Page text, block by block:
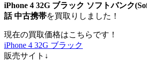
iPhone 4 32G ブラック ソフトバンク
話 中古携帯を買取りしました！
現在の買取価格はこちらです！
iPhone 4 32G ブラック
販売サイト↓